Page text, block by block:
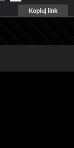
Kopiuj link